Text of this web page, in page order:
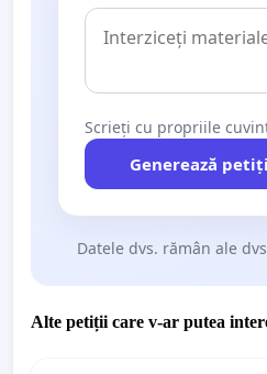
Scrieți cu propriile
Generează
Datele dvs. rămân ale
Alte petiții care v-ar putea